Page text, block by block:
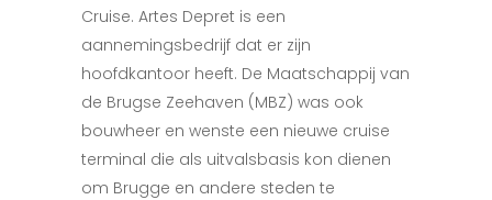
Cruise. Artes Depret is een
aannemingsbedrijf dat er zijn
hoofdkantoor heeft. De Maatschappij van
de Brugse Zeehaven (MBZ) was ook
bouwheer en wenste een nieuwe cruise
terminal die als uitvalsbasis kon dienen
om Brugge en andere steden te